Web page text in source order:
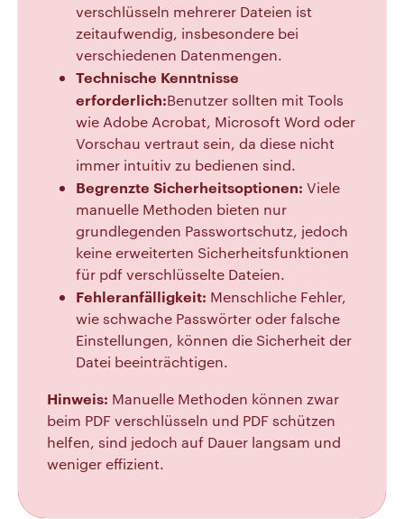
verschlüsseln mehrerer Dateien ist
zeitaufwendig, insbesondere bei
verschiedenen Datenmengen.
Technische Kenntnisse
erforderlich:Benutzer sollten mit Tools
wie Adobe Acrobat, Microsoft Word oder
Vorschau vertraut sein, da diese nicht
immer intuitiv zu bedienen sind.
Begrenzte Sicherheitsoptionen: Viele
manuelle Methoden bieten nur
grundlegenden Passwortschutz, jedoch
keine erweiterten Sicherheitsfunktionen
für pdf verschlüsselte Dateien.
Fehleranfälligkeit: Menschliche Fehler,
wie schwache Passwörter oder falsche
Einstellungen, können die Sicherheit der
Datei beeinträchtigen.
Hinweis: Manuelle Methoden können zwar
beim PDF verschlüsseln und PDF schützen
helfen, sind jedoch auf Dauer langsam und
weniger effizient.